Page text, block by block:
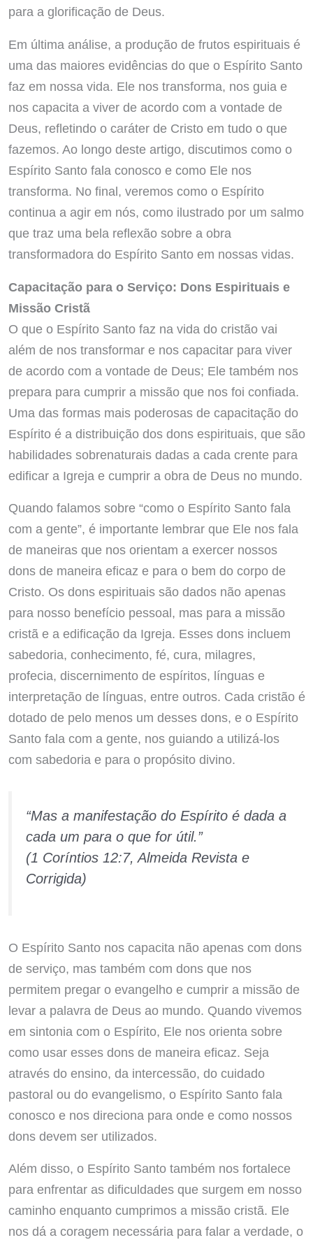
para a glorificação de Deus.
Em última análise, a produção de frutos espirituais é
uma das maiores evidências do que o Espírito Santo
faz em nossa vida. Ele nos transforma, nos guia e
nos capacita a viver de acordo com a vontade de
Deus, refletindo o caráter de Cristo em tudo o que
fazemos. Ao longo deste artigo, discutimos como o
Espírito Santo fala conosco e como Ele nos
transforma. No final, veremos como o Espírito
continua a agir em nós, como ilustrado por um salmo
que traz uma bela reflexão sobre a obra
transformadora do Espírito Santo em nossas vidas.
Capacitação para o Serviço: Dons Espirituais e
Missão Cristã
O que o Espírito Santo faz na vida do cristão vai
além de nos transformar e nos capacitar para viver
de acordo com a vontade de Deus; Ele também nos
prepara para cumprir a missão que nos foi confiada.
Uma das formas mais poderosas de capacitação do
Espírito é a distribuição dos dons espirituais, que são
habilidades sobrenaturais dadas a cada crente para
edificar a Igreja e cumprir a obra de Deus no mundo.
Quando falamos sobre “como o Espírito Santo fala
com a gente”, é importante lembrar que Ele nos fala
de maneiras que nos orientam a exercer nossos
dons de maneira eficaz e para o bem do corpo de
Cristo. Os dons espirituais são dados não apenas
para nosso benefício pessoal, mas para a missão
cristã e a edificação da Igreja. Esses dons incluem
sabedoria, conhecimento, fé, cura, milagres,
profecia, discernimento de espíritos, línguas e
interpretação de línguas, entre outros. Cada cristão é
dotado de pelo menos um desses dons, e o Espírito
Santo fala com a gente, nos guiando a utilizá-los
com sabedoria e para o propósito divino.
“Mas a manifestação do Espírito é dada a
cada um para o que for útil.”
(1 Coríntios 12:7, Almeida Revista e
Corrigida)
O Espírito Santo nos capacita não apenas com dons
de serviço, mas também com dons que nos
permitem pregar o evangelho e cumprir a missão de
levar a palavra de Deus ao mundo. Quando vivemos
em sintonia com o Espírito, Ele nos orienta sobre
como usar esses dons de maneira eficaz. Seja
através do ensino, da intercessão, do cuidado
pastoral ou do evangelismo, o Espírito Santo fala
conosco e nos direciona para onde e como nossos
dons devem ser utilizados.
Além disso, o Espírito Santo também nos fortalece
para enfrentar as dificuldades que surgem em nosso
caminho enquanto cumprimos a missão cristã. Ele
nos dá a coragem necessária para falar a verdade, o